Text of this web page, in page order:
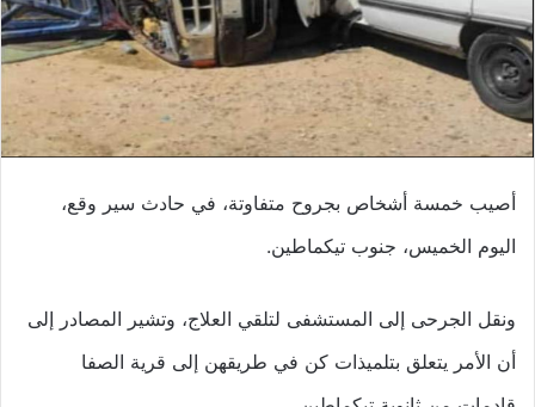
أصيب خمسة أشخاص بجروح متفاوتة، في حادث سير وقع،
اليوم الخميس، جنوب تيكماطين.
ونقل الجرحى إلى المستشفى لتلقي العلاج، وتشير المصادر إلى
أن الأمر يتعلق بتلميذات كن في طريقهن إلى قرية الصفا